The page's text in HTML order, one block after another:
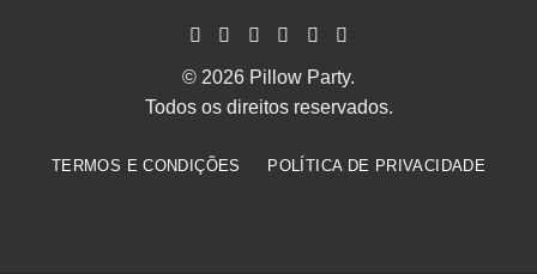
© 2026 Pillow Party.
Todos os direitos reservados.
TERMOS E CONDIÇÕES POLÍTICA DE PRIVACIDADE